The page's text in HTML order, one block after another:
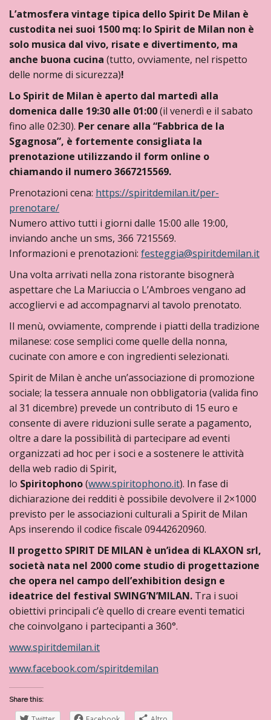
L’atmosfera vintage tipica dello Spirit De Milan è
custodita nei suoi 1500 mq: lo Spirit de Milan non è
solo musica dal vivo, risate e divertimento, ma
anche buona cucina (tutto, ovviamente, nel rispetto
delle norme di sicurezza)!
Lo Spirit de Milan è aperto dal martedì alla
domenica dalle 19:30 alle 01:00(il venerdì e il sabato
fino alle 02:30). Per cenare alla “Fabbrica de la
Sgagnosa”, è fortemente consigliata la
prenotazione utilizzando il form online o
chiamando il numero 3667215569.
Prenotazioni cena: https://spiritdemilan.it/per-
prenotare/
Numero attivo tutti i giorni dalle 15:00 alle 19:00,
inviando anche un sms, 366 7215569.
Informazioni e prenotazioni: festeggia@spiritdemilan.it
Una volta arrivati nella zona ristorante bisognerà
aspettare che La Mariuccia o L’Ambroes vengano ad
accogliervi e ad accompagnarvi al tavolo prenotato.
Il menù, ovviamente, comprende i piatti della tradizione
milanese: cose semplici come quelle della nonna,
cucinate con amore e con ingredienti selezionati.
Spirit de Milan è anche un’associazione di promozione
sociale; la tessera annuale non obbligatoria (valida fino
al 31 dicembre) prevede un contributo di 15 euro e
consente di avere riduzioni sulle serate a pagamento,
oltre a dare la possibilità di partecipare ad eventi
organizzati ad hoc per i soci e a sostenere le attività
della web radio di Spirit,
lo Spiritophono(www.spiritophono.it). In fase di
dichiarazione dei redditi è possibile devolvere il 2×1000
previsto per le associazioni culturali a Spirit de Milan
Aps inserendo il codice fiscale 09442620960.
Il progetto SPIRIT DE MILAN è un’idea di KLAXON srl,
società nata nel 2000 come studio di progettazione
che opera nel campo dell’exhibition design e
ideatrice del festival SWING’N’MILAN. Tra i suoi
obiettivi principali c’è quello di creare eventi tematici
che coinvolgano i partecipanti a 360°.
www.spiritdemilan.it
www.facebook.com/spiritdemilan
Share this: